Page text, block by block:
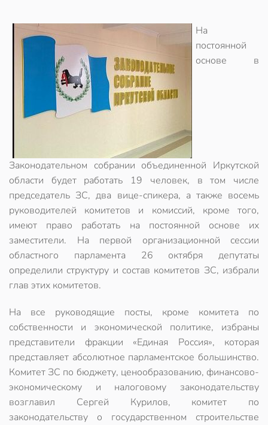
На
постоянной
основе в
Законодательном собрании объединенной Иркутской
области будет работать 19 человек, в том числе
председатель ЗС, два вице-спикера, а также восемь
руководителей комитетов и комиссий, кроме того,
имеют право работать на постоянной основе их
заместители. На первой организационной сессии
областного парламента 26 октября депутаты
определили структуру и состав комитетов ЗС, избрали
глав этих комитетов.
На все руководящие посты, кроме комитета по
собственности и экономической политике, избраны
представители фракции «Единая Россия», которая
представляет абсолютное парламентское большинство.
Комитет ЗС по бюджету, ценообразованию, финансово-
экономическому и налоговому законодательству
возглавил Сергей Курилов, комитет по
законодательству о государственном строительстве